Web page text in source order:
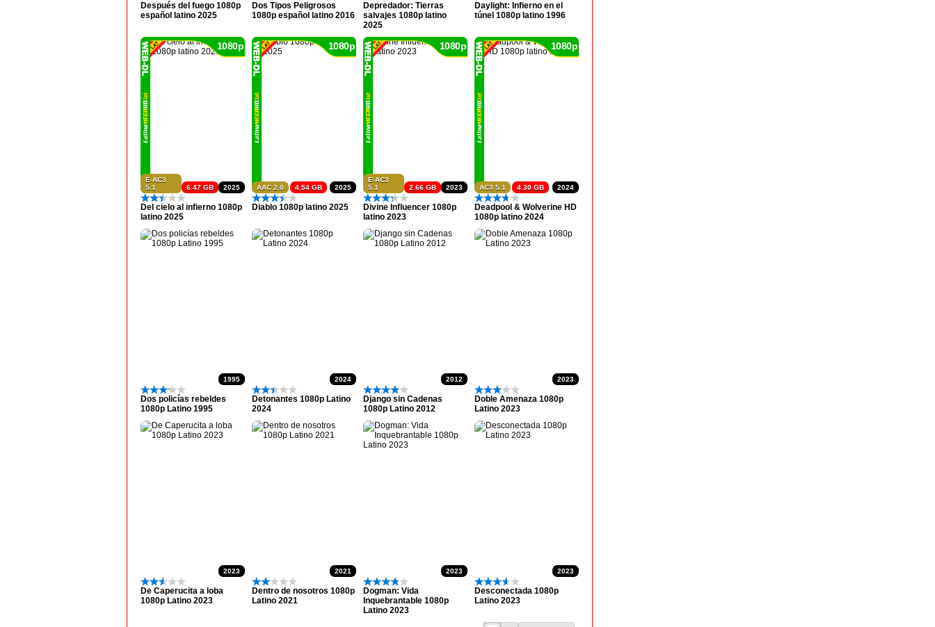
Después del fuego 1080p
español latino 2025
Dos Tipos Peligrosos
1080p español latino 2016
Depredador: Tierras
salvajes 1080p latino
2025
Daylight: Infierno en el
túnel 1080p latino 1996
E-AC3
5.1
2025
6.47 GB
1080p
Del cielo al infierno 1080p
latino 2025
AAC 2.0 2025
4.54 GB
1080p
Diablo 1080p latino 2025
E-AC3
5.1
2023
2.66 GB
1080p
Divine Influencer 1080p
latino 2023
AC3 5.1 2024
4.30 GB
1080p
Deadpool & Wolverine HD
1080p latino 2024
1995
Dos policías rebeldes
1080p Latino 1995
2024
Detonantes 1080p Latino
2024
2012
Django sin Cadenas
1080p Latino 2012
2023
Doble Amenaza 1080p
Latino 2023
2023
De Caperucita a loba
1080p Latino 2023
2021
Dentro de nosotros 1080p
Latino 2021
2023
Dogman: Vida
Inquebrantable 1080p
Latino 2023
2023
Desconectada 1080p
Latino 2023